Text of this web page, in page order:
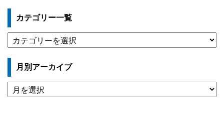
カテゴリー一覧
テ
ゴ
ー
一
覧
月別アーカイブ
月
別